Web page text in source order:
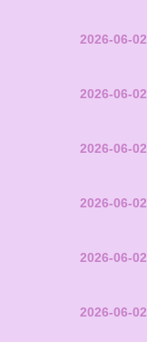
2026-06-02
2026-06-02
2026-06-02
2026-06-02
2026-06-02
2026-06-02